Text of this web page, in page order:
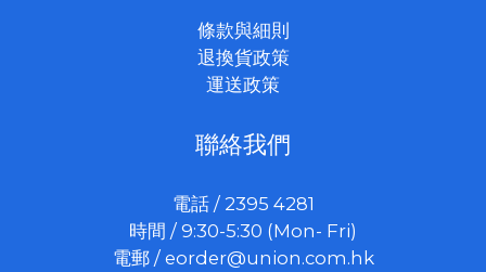
條款與細則
退換貨政策
運送政策
聯絡我們
電話 / 2395 4281
時間 / 9:30-5:30 (Mon- Fri)
電郵 / eorder@union.com.hk